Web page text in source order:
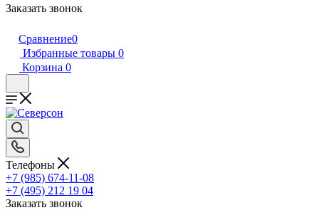
Заказать звонок
Сравнение0
Избранные товары 0
Корзина 0
Телефоны
+7 (985) 674-11-08
+7 (495) 212 19 04
Заказать звонок